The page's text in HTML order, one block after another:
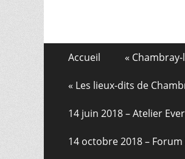
Menu
de
page
Aller
contenu
Accueil «
« Les lieux-dits de
14 juin 2018 – Atelier
14 octobre 2018 –